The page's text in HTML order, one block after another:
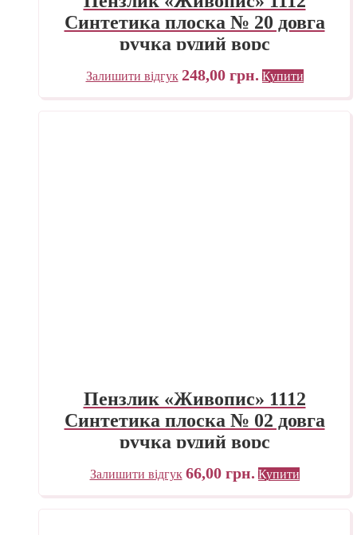
Синтетика плоска № 20 довга
ручка рудий ворс
Залишити відгук 248,00 грн. Купити
Пензлик «Живопис» 1112
Синтетика плоска № 02 довга
ручка рудий ворс
Залишити відгук 66,00 грн. Купити